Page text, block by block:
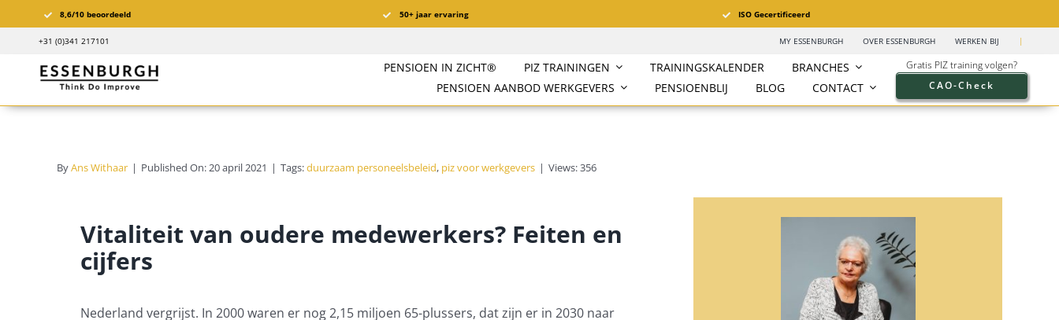
naar
8,6/10 beoordeeld 50+ jaar ervaring ISO Gecertificeerd
+31 (0)341 217101 MY ESSENBURGH OVER ESSENBURGH WERKEN BIJ |
PENSIOEN IN ZICHT®️ PIZ TRAININGEN TRAININGSKALENDER
BRANCHES
PENSIOEN AANBOD WERKGEVERS
PENSIOENBLIJ BLOG CONTACT
Gratis PIZ training volgen?
CAO-Check
ByAns Withaar | Published On: 20 april 2021 | Tags:duurzaam personeelsbeleid, piz voor werkgevers | Views: 356
Vitaliteit van oudere medewerkers? Feiten en
cijfers
Nederland vergrijst. In 2000 waren er nog 2,15 miljoen 65-plussers, dat zijn er in 2030 naar